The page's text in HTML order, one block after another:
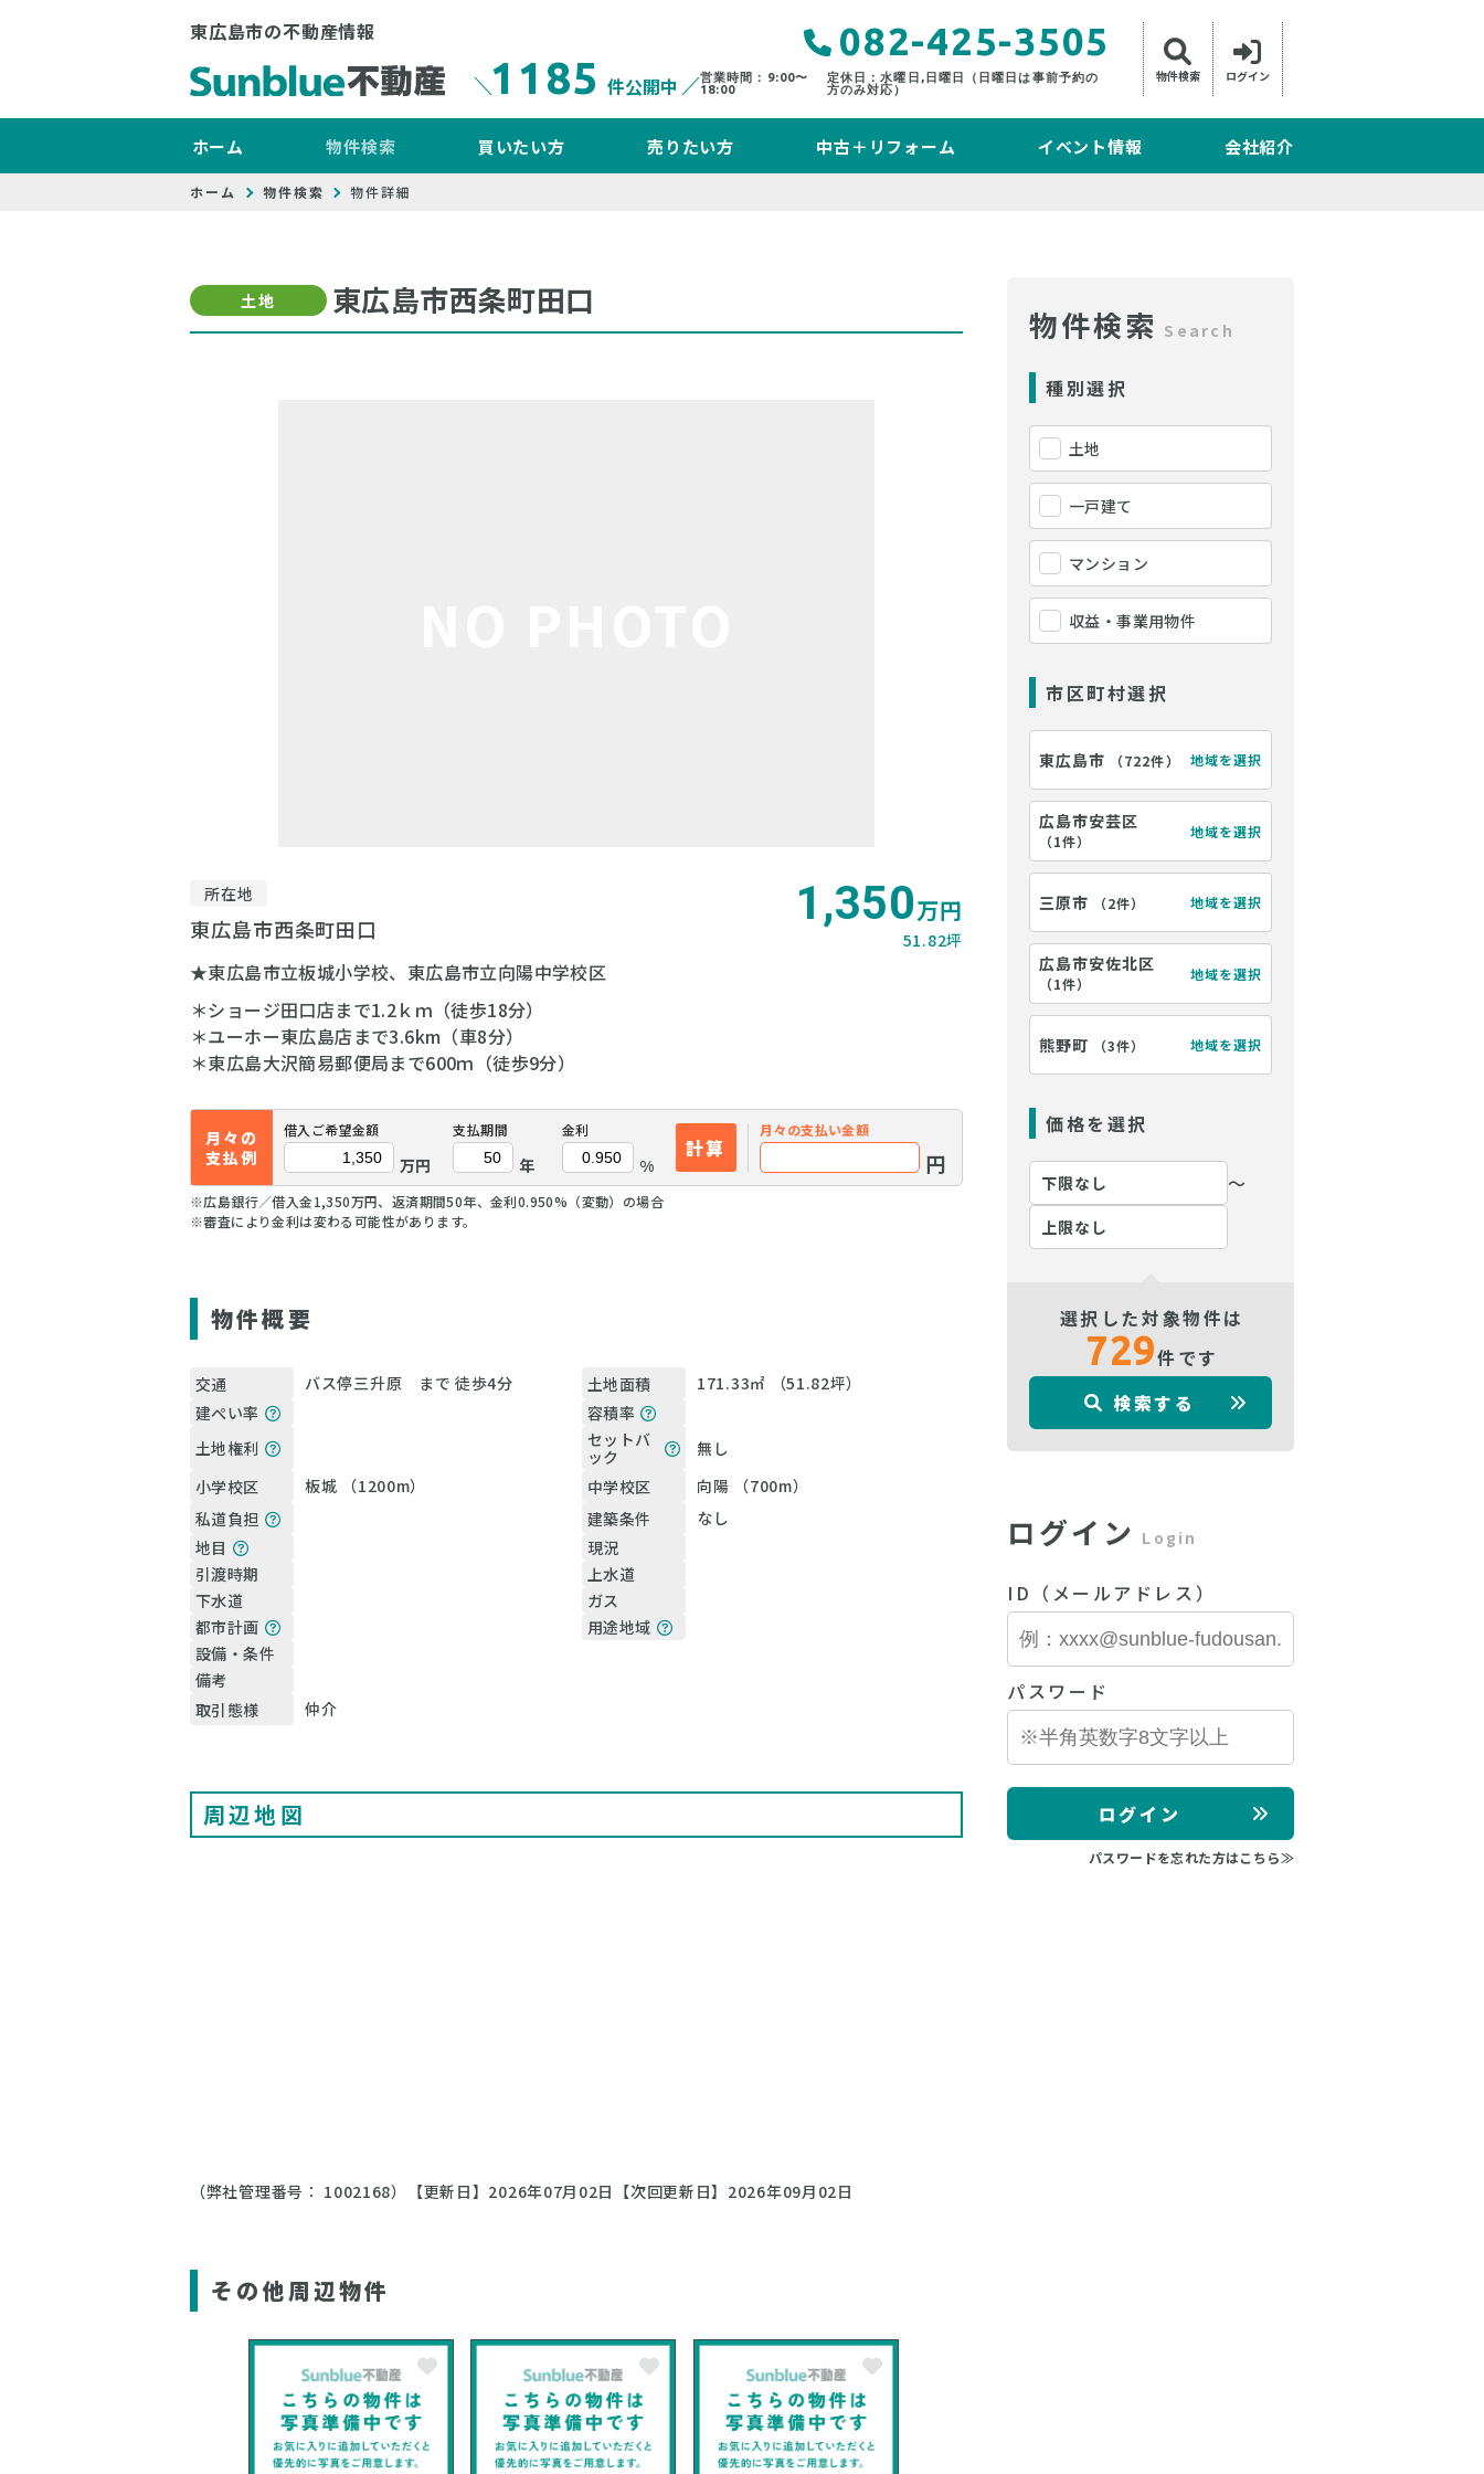
東広島市の不動産情報
1185 件公開中
082-425-3505
営業時間：9:00〜
18:00
定休日：水曜日,日曜日（日曜日は事前予約の
方のみ対応）
物件検索 ログイン
ホーム 物件検索 買いたい方 売りたい方 中古＋リフォーム イベント情報 会社紹介
ホーム 物件検索 物件詳細
土地 東広島市西条町田口
所在地
東広島市西条町田口 1,350万円
51.82坪
★東広島市立板城小学校、東広島市立向陽中学校区
＊ショージ田口店まで1.2ｋｍ（徒歩18分）
＊ユーホー東広島店まで3.6km（車8分）
＊東広島大沢簡易郵便局まで600ｍ（徒歩9分）
月々の
支払例
借入ご希望金額
万円
支払期間
年
金利
%
計算
月々の支払い金額
円
※広島銀行／借入金1,350万円、返済期間50年、金利0.950%（変動）の場合
※審査により金利は変わる可能性があります。
物件概要
交通 バス停三升原 まで 徒歩4分 土地面積
171.33㎡ （51.82坪）
建ぺい率
容積率
土地権利
セットバ
ック
無し
小学校区
板城 （1200m） 中学校区
向陽 （700m）
私道負担
建築条件
なし
地目
現況
引渡時期
上水道
下水道
ガス
都市計画
用途地域
設備・条件
備考
取引態様
仲介
周辺地図
（弊社管理番号： 1002168） 【更新日】2026年07月02日 【次回更新日】2026年09月02日
その他周辺物件
物件検索 Search
種別選択
土地
一戸建て
マンション
収益・事業用物件
市区町村選択
東広島市 （722件） 地域を選択
広島市安芸区
（1件）
地域を選択
三原市 （2件） 地域を選択
広島市安佐北区
（1件）
地域を選択
熊野町 （3件） 地域を選択
価格を選択
〜
選択した対象物件は
729件です
検索する
ログイン Login
ID（メールアドレス）
パスワード
ログイン
パスワードを忘れた方はこちら≫